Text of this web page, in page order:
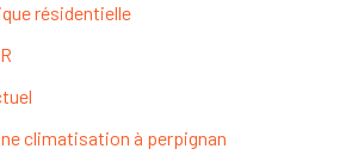
résidentielle
climatisation à perpignan